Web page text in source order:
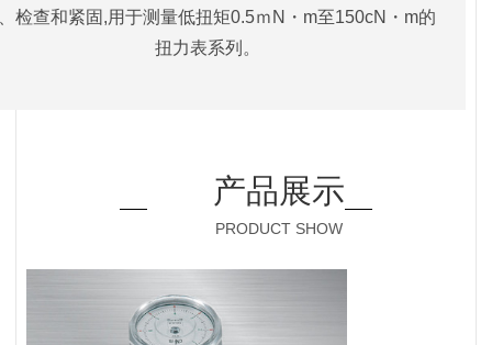
检查和紧固,用于测量低扭矩0.5ｍN・m至150cN・m的
扭力表系列。
产品展示
PRODUCT SHOW